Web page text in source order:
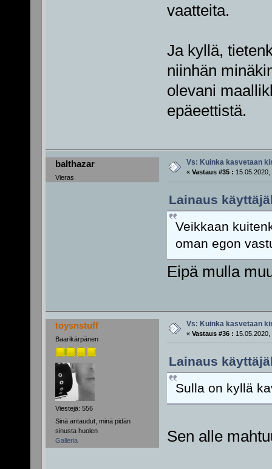
vaatteita.
Ja kyllä,
niinhän
olevani
epäeettistä.
balthazar
Vieras
Vs: Kuinka kasvetaan
« Vastaus #35 : 15.05.2020,
Lainaus
Veikkaan
oman egon
Eipä mulla
toysnstuff
Baarikärpänen
Viestejä: 556
Sinä antaudut, minä pidän
sinusta huolen
Galleria
Vs: Kuinka kasvetaan
« Vastaus #36 : 15.05.2020,
Lainaus
Sulla on kyllä
Sen alle